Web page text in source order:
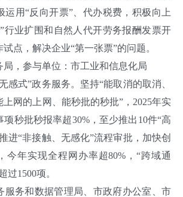
运用“反向开票”、代办税费，积极向上
行业扩围和自然人代开劳务报酬发票开
点，解决企业“第一张票”的问题。
局，参与单位：市工业和信息化局
感式”政务服务。坚持“能取消的取消、
网的上网、能秒批的秒批”，2025年实
秒批秒报率超30%，至少推出10件“高
进“非接触、无感化”流程审批，加快创
今年实现全程网办率超80%，“跨域通
过1500项。
服务和数据管理局、市政府办公室、市